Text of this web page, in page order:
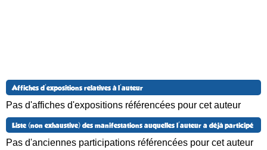
Affiches d'expositions relatives à l'auteur
Pas d'affiches d'expositions référencées pour cet auteur
Liste (non exhaustive) des manifestations auquelles l'auteur a déjà participé
Pas d'anciennes participations référencées pour cet auteur